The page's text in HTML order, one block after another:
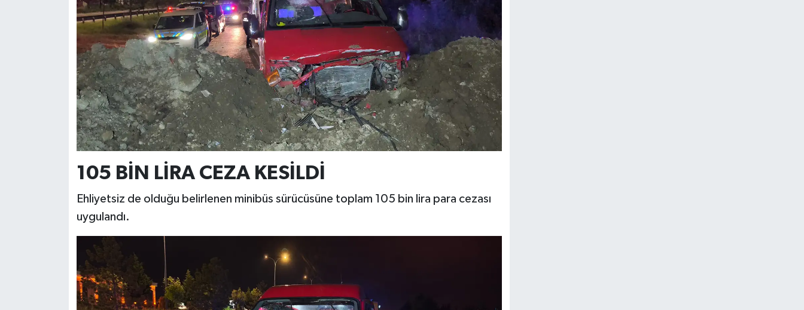
105 BİN LİRA CEZA KESİLDİ
Ehliyetsiz de olduğu belirlenen minibüs sürücüsüne toplam 105 bin lira para cezası
uygulandı.